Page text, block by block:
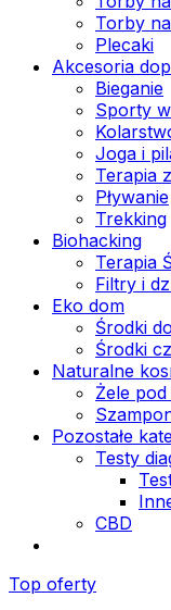
Torby
Plecaki
Akcesoria
Bieganie
Sporty
Joga i
Terapia
Pływanie
Trekking
Biohacking
Terapia
Filtry i
Eko dom
Środki
Środki
Naturalne
Żele
Pozostałe
Testy
CBD
Top oferty